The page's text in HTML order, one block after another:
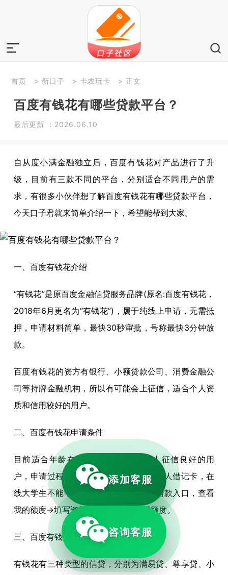
首页 > 新口子 > 卡农玩卡 > 正文
百度有钱花有哪些贷款平台？
最后更新 ：2026.06.10
自从度小满金融独立后，百度有钱花对产品进行了升
级，目前有三款不同的平台，分别适合不同用户的需
求，有很多小伙伴想了解百度有钱花有哪些贷款平台，
今天口子君就来简单介绍一下，希望能帮到大家。
一、百度有钱花介绍
“有钱花”是原百度金融信贷服务品牌(原名:百度有钱花，
2018年6月更名为“有钱花”)，属于纯线上申请，无需抵
押，申请材料简单，最快30秒审批，号称最快3分钟放
款。
百度有钱花的资方有银行、小额贷款公司、消费金融公
司等持牌金融机构，所以有可能会上征信，适合个人资
质和信用较好的用户。
二、百度有钱花申请条件
目前适合年龄在18-55周岁之间，个人征信良好的用
户，申请过程中需要提供二代身份证，本人借记卡，在
线大学生不能申请，申请流程很简单，借款入口，查看
我的额度→填写资料→确认信息→获得额度。
三、百度有钱花有哪些贷款平台
有钱花有三种类型的信贷，分别为满易贷、尊享贷、小
添加客服
咨询客服